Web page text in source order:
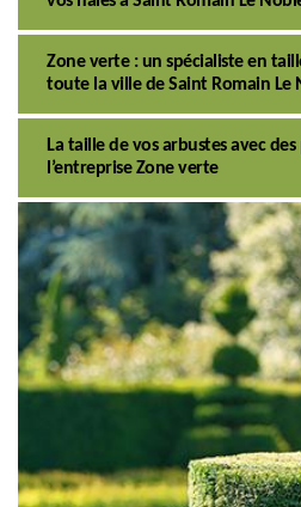
Zone verte : un spécialiste en
toute la ville de Saint Romain Le
La taille de vos arbustes avec
l’entreprise Zone verte